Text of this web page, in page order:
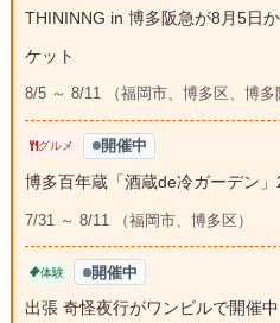
THININNG in 博多阪急が8月5日
ケット
8/5 ～ 8/11 （福岡市、博多区、博多
グルメ 開催中
博多百年蔵「酒蔵de冷ガーデン
7/31 ～ 8/11 （福岡市、博多区）
体験 開催中
出張 奇怪夜行がワンビルで開催